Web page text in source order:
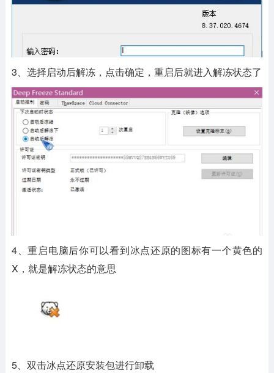
3、选择启动后解冻，点击确定，重启后就进入解冻状态了
4、重启电脑后你可以看到冰点还原的图标有一个黄色的
X，就是解冻状态的意思
5、双击冰点还原安装包进行卸载